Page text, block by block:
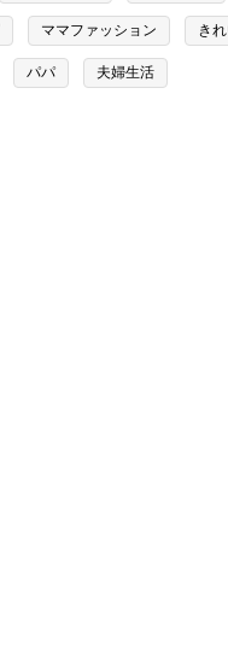
ママファッション き
パパ 夫婦生活